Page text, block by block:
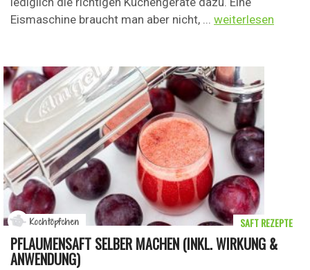
Eismaschine braucht man aber nicht, ... weiterlesen
PFLAUMENSAFT SELBER MACHEN (INKL. WIRKUNG &
ANWENDUNG)
SAFT REZEPTE
Kochtöpfchen